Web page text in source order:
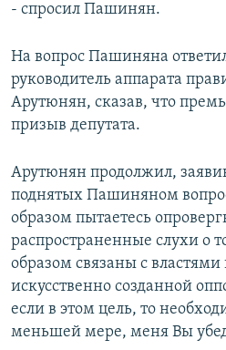
- спросил Пашинян.
На вопрос Пашиняна
руководитель аппарата
Арутюнян, сказав, что
призыв депутата.
Арутюнян продолжил,
поднятых Пашиняном
образом пытаетесь
распространенные слухи о
образом связаны с властями
искусственно созданной
если в этом цель, то
меньшей мере, меня Вы